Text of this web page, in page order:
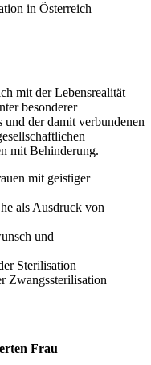
in Österreich
mit der Lebensrealität
besonderer
der damit verbundenen
mit Behinderung.
mit geistiger
als Ausdruck von
und
Sterilisation
Zwangssterilisation
Frau